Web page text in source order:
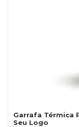
Garrafa Térmica
Seu Logo